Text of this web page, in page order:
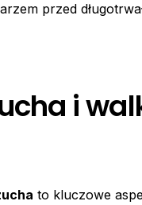
przed
i
to kluczowe